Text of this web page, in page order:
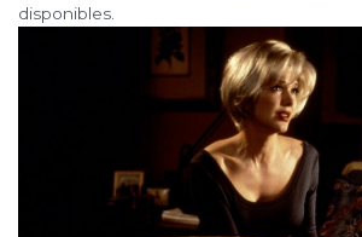
disponibles.